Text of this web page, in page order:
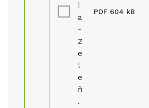
i
a
-
Z
e
l
e
ň
.
PDF 604 kB